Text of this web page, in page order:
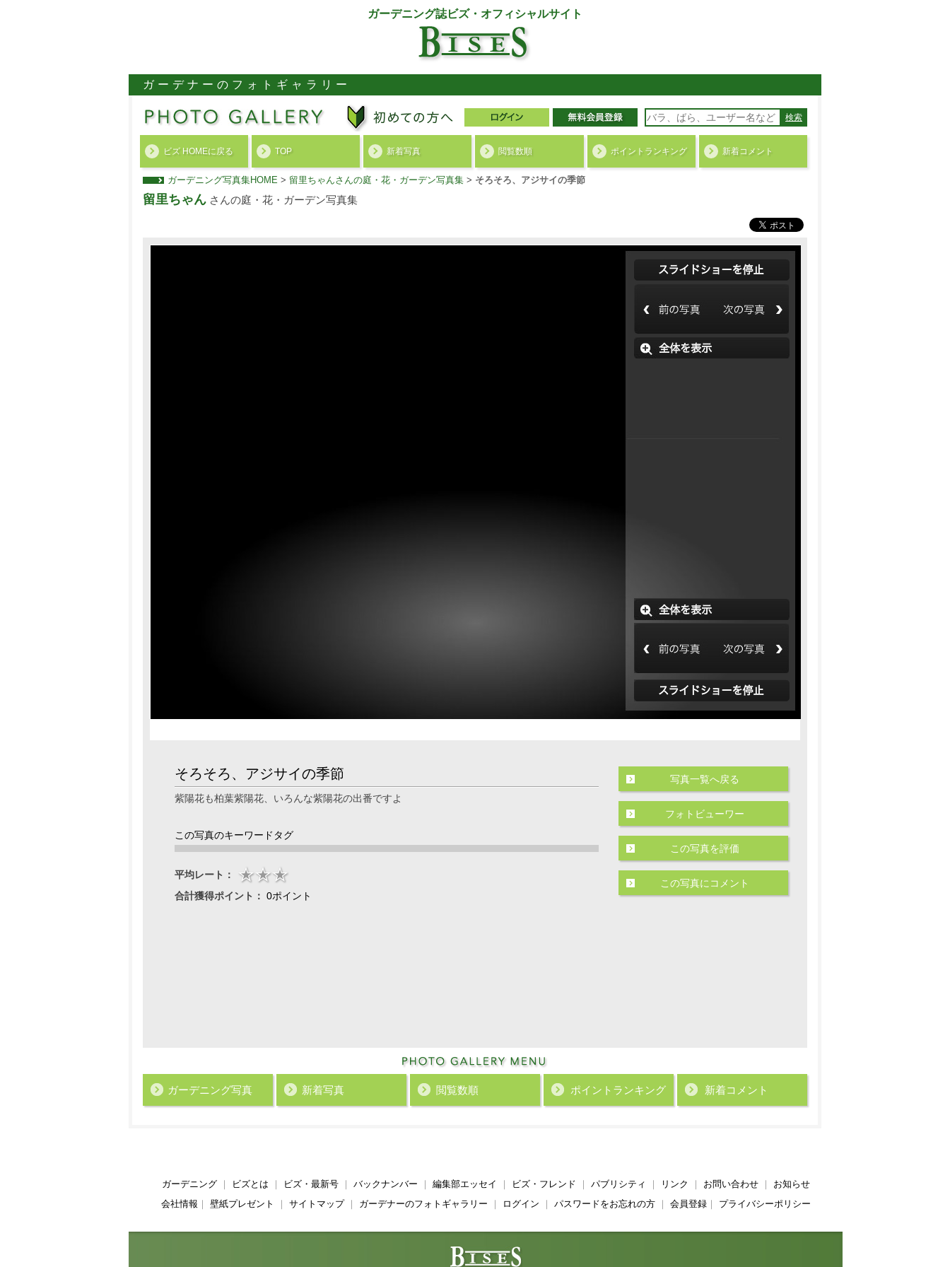
ガーデニング誌ビズ・オフィシャルサイト
ガーデナーのフォトギャラリー
検索
ビズ HOMEに戻る TOP 新着写真 閲覧数順 ポイント ランキング 新着コメント
ガーデニング写真集HOME > 留里ちゃんさんの庭・花・ガーデン写真集 > そろそろ、アジサイの季節
留里ちゃん さんの庭・花・ガーデン写真集
そろそろ、アジサイの季節
紫陽花も柏葉紫陽花、いろんな紫陽花の出番ですよ
この写真のキーワードタグ
平均レート：
合計獲得ポイント： 0ポイント
写真一覧へ戻る
フォトビューワー
この写真を評価
この写真にコメント
ガーデニング写真 新着写真 閲覧数順 ポイント ランキング 新着コメント
ガーデニング｜ ビズとは ビズ・最新号｜ バックナンバー 編集部エッセイ ビズ・フレンド パブリシティ リンク お問い合わせ｜ お知らせ
会社情報
壁紙プレゼント サイトマップ｜ ガーデナーのフォトギャラリー ログイン パスワードをお忘れの方｜ 会員登録｜ プライバシーポリシー